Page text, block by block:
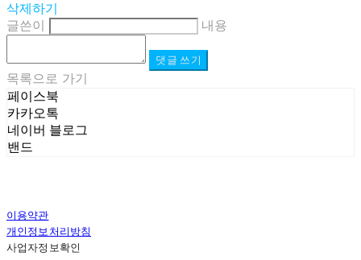
삭제하기
글쓴이
내용
댓글 쓰기
목록으로 가기
페이스북
카카오톡
네이버 블로그
밴드
이용약관
개인정보처리방침
사업자정보확인